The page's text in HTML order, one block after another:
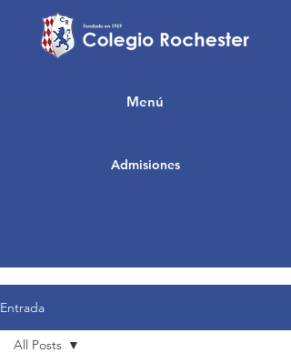
Admisiones
Menú
Entrada
All Posts